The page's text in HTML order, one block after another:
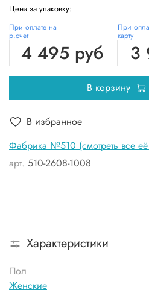
Фабрика №510 (смотреть все её
арт. 510-2608-1008
Цена за упаковку:
При оплате на
р.счет
4 495 руб
При
карту
3
В корзину
В избранное
Характеристики
Пол
Женские